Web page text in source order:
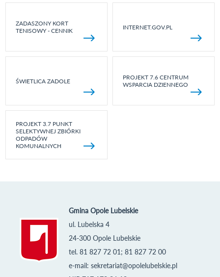
ZADASZONY KORT
TENISOWY - CENNIK
INTERNET.GOV.PL
ŚWIETLICA ZADOLE
PROJEKT 7.6 CENTRUM
WSPARCIA DZIENNEGO
PROJEKT 3.7 PUNKT
SELEKTYWNEJ ZBIÓRKI
ODPADÓW
KOMUNALNYCH
Gmina Opole Lubelskie
ul. Lubelska 4
24-300 Opole Lubelskie
tel. 81 827 72 01; 81 827 72 00
e-mail: sekretariat@opolelubelskie.pl